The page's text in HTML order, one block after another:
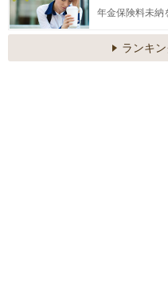
年金保険料未納
ランキ